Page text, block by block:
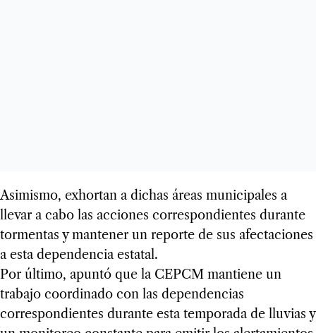
Asimismo, exhortan a dichas áreas municipales a
llevar a cabo las acciones correspondientes durante
tormentas y mantener un reporte de sus afectaciones
a esta dependencia estatal.
Por último, apuntó que la CEPCM mantiene un
trabajo coordinado con las dependencias
correspondientes durante esta temporada de lluvias y